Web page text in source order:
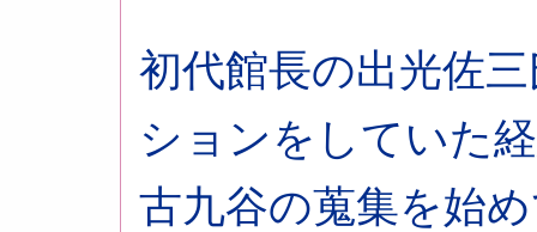
初代館長の出光佐
ションをしていた
古九谷の蒐集を始